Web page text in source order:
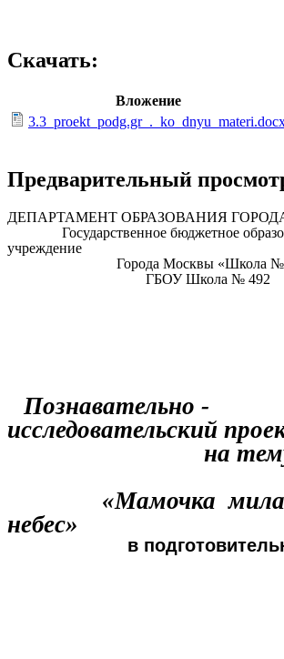
Скачать:
Вложение
Предварительный
ДЕПАРТАМЕНТ ОБРАЗОВАНИЯ
Государственное бюджетное
учреждение
Города Москвы «Школа №
ГБОУ Школа № 492
Познавательно -
исследовательский
на
«Мамочка милая,
небес»
в